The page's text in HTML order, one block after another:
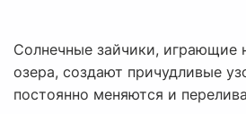
Солнечные зайчики, играющие
озера, создают причудливые
постоянно меняются и